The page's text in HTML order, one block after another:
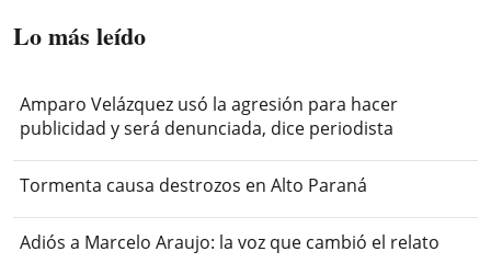
Lo más leído
Amparo Velázquez usó la agresión para hacer
publicidad y será denunciada, dice periodista
Tormenta causa destrozos en Alto Paraná
Adiós a Marcelo Araujo: la voz que cambió el relato